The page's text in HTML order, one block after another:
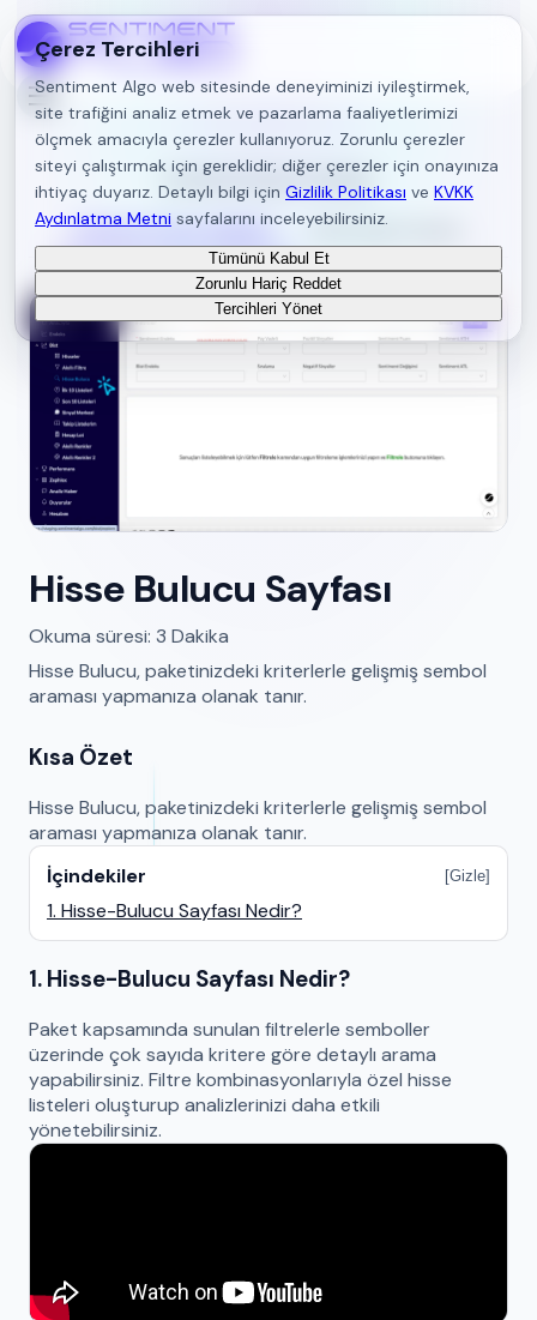
Sentiment Kavram Sözlüğü
Sentiment Panel Sayfaları Sık Sorulan Sorular
Geri
Hisse Bulucu Sayfası
Okuma süresi: 3 Dakika
Hisse Bulucu, paketinizdeki kriterlerle gelişmiş sembol
araması yapmanıza olanak tanır.
Kısa Özet
Hisse Bulucu, paketinizdeki kriterlerle gelişmiş sembol
araması yapmanıza olanak tanır.
İçindekiler
[Gizle]
1. Hisse-Bulucu Sayfası Nedir?
1. Hisse-Bulucu Sayfası Nedir?
Paket kapsamında sunulan filtrelerle semboller
üzerinde çok sayıda kritere göre detaylı arama
yapabilirsiniz. Filtre kombinasyonlarıyla özel hisse
listeleri oluşturup analizlerinizi daha etkili
yönetebilirsiniz.
Çerez Tercihleri
Sentiment Algo web sitesinde deneyiminizi iyileştirmek,
site trafiğini analiz etmek ve pazarlama faaliyetlerimizi
ölçmek amacıyla çerezler kullanıyoruz. Zorunlu çerezler
siteyi çalıştırmak için gereklidir; diğer çerezler için onayınıza
ihtiyaç duyarız. Detaylı bilgi için Gizlilik Politikası ve KVKK
Aydınlatma Metni sayfalarını inceleyebilirsiniz.
Tümünü Kabul Et
Zorunlu Hariç Reddet
Tercihleri Yönet